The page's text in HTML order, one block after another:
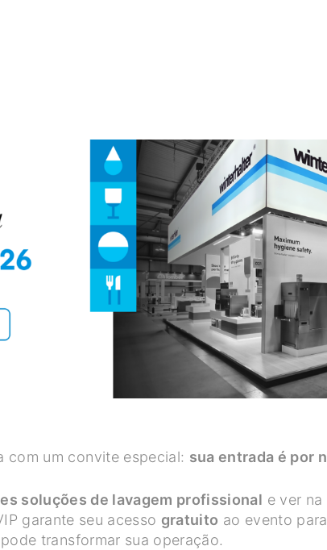
com um convite especial: sua entrada é por
soluções de lavagem profissional e ver
garante seu acesso gratuito ao evento
transformar sua operação.